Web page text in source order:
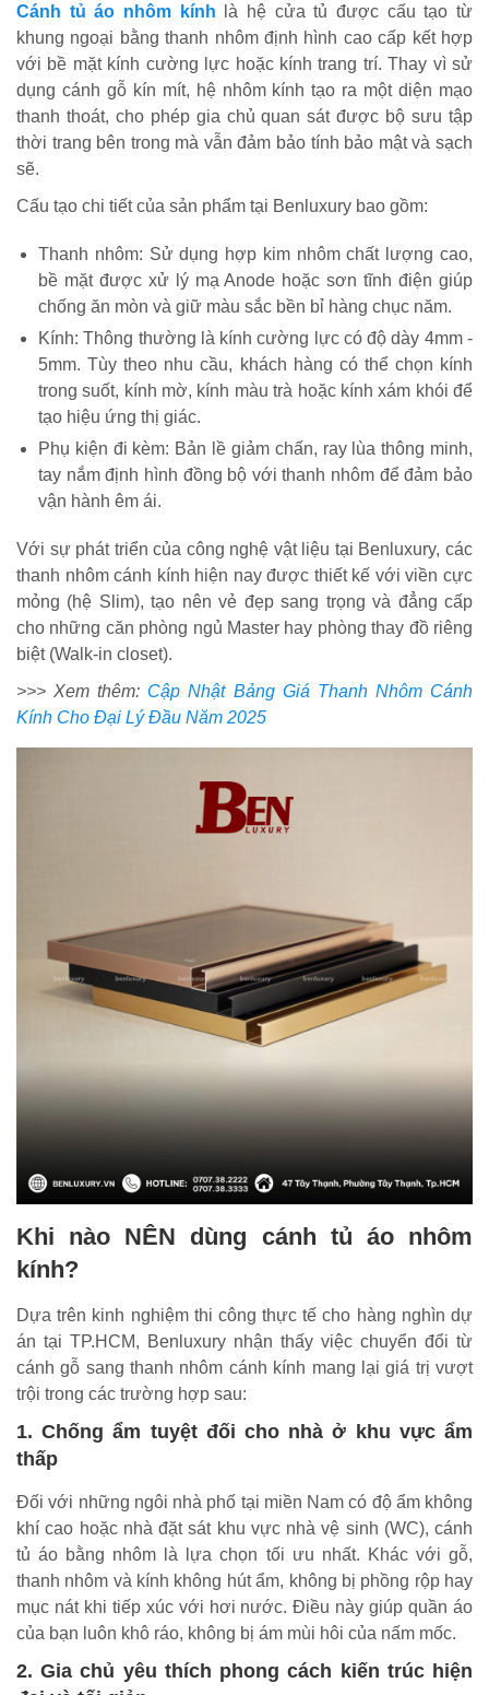
Cánh tủ áo nhôm kính là hệ cửa tủ được cấu tạo từ
khung ngoại bằng thanh nhôm định hình cao cấp kết hợp
với bề mặt kính cường lực hoặc kính trang trí. Thay vì sử
dụng cánh gỗ kín mít, hệ nhôm kính tạo ra một diện mạo
thanh thoát, cho phép gia chủ quan sát được bộ sưu tập
thời trang bên trong mà vẫn đảm bảo tính bảo mật và sạch
sẽ.
Cấu tạo chi tiết của sản phẩm tại Benluxury bao gồm:
Thanh nhôm: Sử dụng hợp kim nhôm chất lượng cao,
bề mặt được xử lý mạ Anode hoặc sơn tĩnh điện giúp
chống ăn mòn và giữ màu sắc bền bỉ hàng chục năm.
Kính: Thông thường là kính cường lực có độ dày 4mm -
5mm. Tùy theo nhu cầu, khách hàng có thể chọn kính
trong suốt, kính mờ, kính màu trà hoặc kính xám khói để
tạo hiệu ứng thị giác.
Phụ kiện đi kèm: Bản lề giảm chấn, ray lùa thông minh,
tay nắm định hình đồng bộ với thanh nhôm để đảm bảo
vận hành êm ái.
Với sự phát triển của công nghệ vật liệu tại Benluxury, các
thanh nhôm cánh kính hiện nay được thiết kế với viền cực
mỏng (hệ Slim), tạo nên vẻ đẹp sang trọng và đẳng cấp
cho những căn phòng ngủ Master hay phòng thay đồ riêng
biệt (Walk-in closet).
>>> Xem thêm: Cập Nhật Bảng Giá Thanh Nhôm Cánh
Kính Cho Đại Lý Đầu Năm 2025
Khi nào NÊN dùng cánh tủ áo nhôm
kính?
Dựa trên kinh nghiệm thi công thực tế cho hàng nghìn dự
án tại TP.HCM, Benluxury nhận thấy việc chuyển đổi từ
cánh gỗ sang thanh nhôm cánh kính mang lại giá trị vượt
trội trong các trường hợp sau:
1. Chống ẩm tuyệt đối cho nhà ở khu vực ẩm
thấp
Đối với những ngôi nhà phố tại miền Nam có độ ẩm không
khí cao hoặc nhà đặt sát khu vực nhà vệ sinh (WC), cánh
tủ áo bằng nhôm là lựa chọn tối ưu nhất. Khác với gỗ,
thanh nhôm và kính không hút ẩm, không bị phồng rộp hay
mục nát khi tiếp xúc với hơi nước. Điều này giúp quần áo
của bạn luôn khô ráo, không bị ám mùi hôi của nấm mốc.
2. Gia chủ yêu thích phong cách kiến trúc hiện